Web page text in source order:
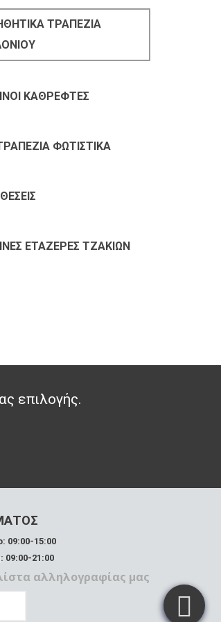
ΤΡΑΠΕΖΙΑ
ΚΑΘΡΕΦΤΕΣ
ΦΩΤΙΣΤΙΚΑ
ΕΤΑΖΕΡΕΣ ΤΖΑΚΙΩΝ
επιλογής.
09:00-15:00
09:00-21:00
αλληλογραφίας μας